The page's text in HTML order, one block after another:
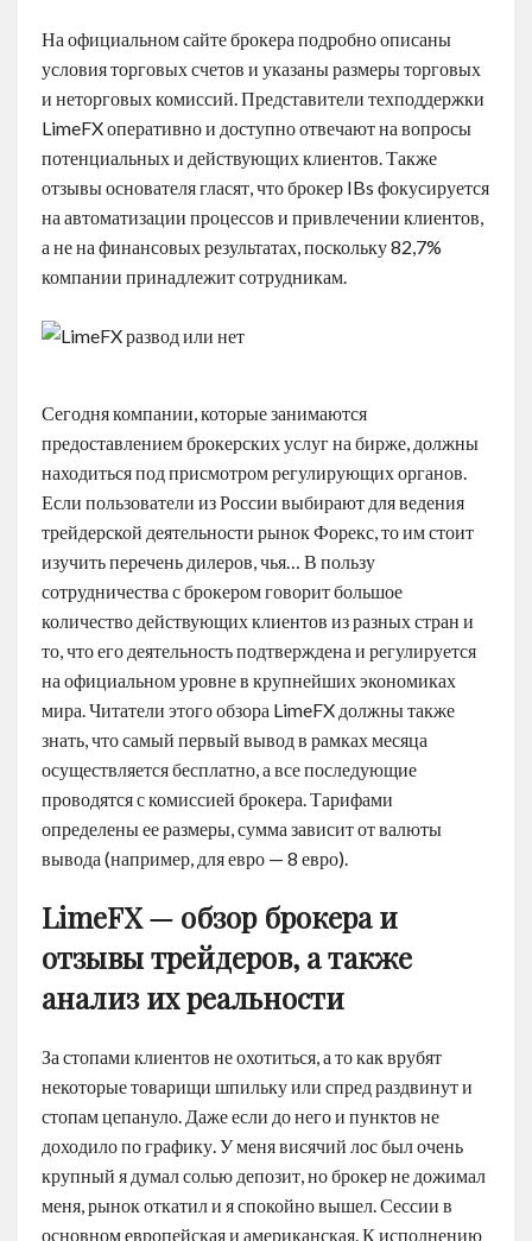
На официальном сайте брокера подробно описаны
условия торговых счетов и указаны размеры торговых
и неторговых комиссий. Представители техподдержки
LimeFX оперативно и доступно отвечают на вопросы
потенциальных и действующих клиентов. Также
отзывы основателя гласят, что брокер IBs фокусируется
на автоматизации процессов и привлечении клиентов,
а не на финансовых результатах, поскольку 82,7%
компании принадлежит сотрудникам.
Сегодня компании, которые занимаются
предоставлением брокерских услуг на бирже, должны
находиться под присмотром регулирующих органов.
Если пользователи из России выбирают для ведения
трейдерской деятельности рынок Форекс, то им стоит
изучить перечень дилеров, чья… В пользу
сотрудничества с брокером говорит большое
количество действующих клиентов из разных стран и
то, что его деятельность подтверждена и регулируется
на официальном уровне в крупнейших экономиках
мира. Читатели этого обзора LimeFX должны также
знать, что самый первый вывод в рамках месяца
осуществляется бесплатно, а все последующие
проводятся с комиссией брокера. Тарифами
определены ее размеры, сумма зависит от валюты
вывода (например, для евро — 8 евро).
LimeFX — обзор брокера и
отзывы трейдеров, а также
анализ их реальности
За стопами клиентов не охотиться, а то как врубят
некоторые товарищи шпильку или спред раздвинут и
стопам цепануло. Даже если до него и пунктов не
доходило по графику. У меня висячий лос был очень
крупный я думал солью депозит, но брокер не дожимал
меня, рынок откатил и я спокойно вышел. Сессии в
основном европейская и американская. К исполнению